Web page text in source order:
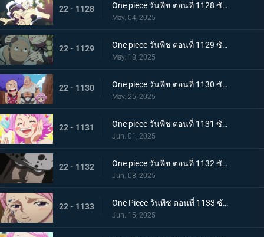
22 - 1128 One piece วันพีช ตอนที่ 1128 ซับไทย ฝันร้ายมาเยือน เซนต์แซทเทิร์น เทพนักรบแห่งวิทยาศาสตร์และกลาโหม
May. 04, 2025
22 - 1129 One piece วันพีช ตอนที่ 1129 ซับไทย อดีตของคุมะ โลกที่ตายไปเสียยังดีกว่า
May. 18, 2025
22 - 1130 One piece วันพีช ตอนที่ 1130 ซับไทย ประวัติศาสตร์ที่ถูกลบล้าง ก็อดวัลเลย์แห่งความสิ้นหวัง
May. 25, 2025
22 - 1131 One piece วันพีช ตอนที่ 1131 ซับไทย ความสุขเพียงชั่วคราว คุมาจี้กับจินนี่
Jun. 01, 2025
22 - 1132 One piece วันพีช ตอนที่ 1132 ซับไทย คำสาบานที่มีให้กับจินนี่ คุมะที่ได้กลายเป็นพ่อ
Jun. 08, 2025
22 - 1133 One Piece วันพีช ตอนที่ 1133 ซับไทย ช่วยบอนนี่ "แปซิฟิสต้า" ผู้ใจเสาะ คุมะ
Jun. 15, 2025